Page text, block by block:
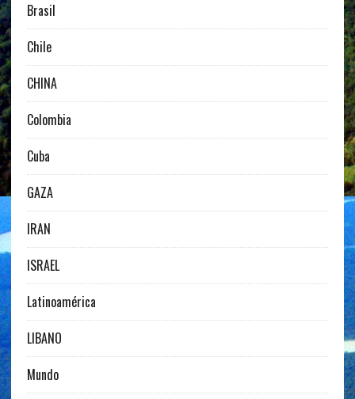
Brasil
Chile
CHINA
Colombia
Cuba
GAZA
IRAN
ISRAEL
Latinoamérica
LIBANO
Mundo